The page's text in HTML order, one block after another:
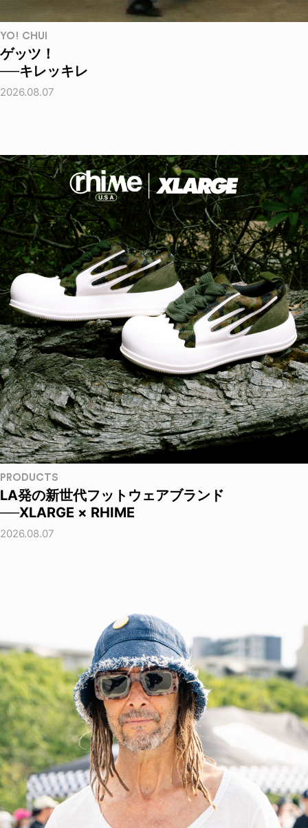
YO! CHUI
ゲッツ！
──キレッキレ
2026.08.07
PRODUCTS
LA発の新世代フットウェアブランド
──XLARGE × RHIME
2026.08.07